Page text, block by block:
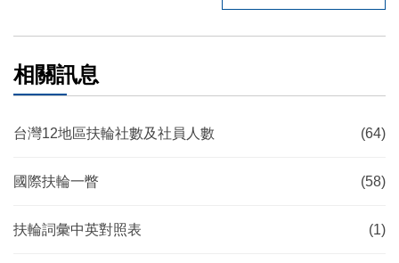
相關訊息
台灣12地區扶輪社數及社員人數 (64)
國際扶輪一瞥 (58)
扶輪詞彙中英對照表 (1)